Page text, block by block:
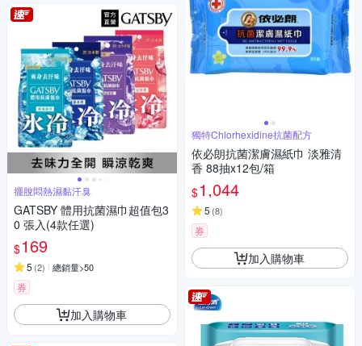
擺脫悶熱濕黏汗臭
GATSBY 體用抗菌濕巾超值包3
0 張入(4款任選)
$169
5 (2) 總銷量>50
券
加入購物車
獨特Chlorhexidine抗菌配方
依必朗抗菌潔膚濕紙巾 淡雅清
香 88抽x12包/箱
$1,044
5 (8)
券
加入購物車